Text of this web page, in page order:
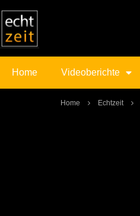
Home Videoberichte
Home Echtzeit